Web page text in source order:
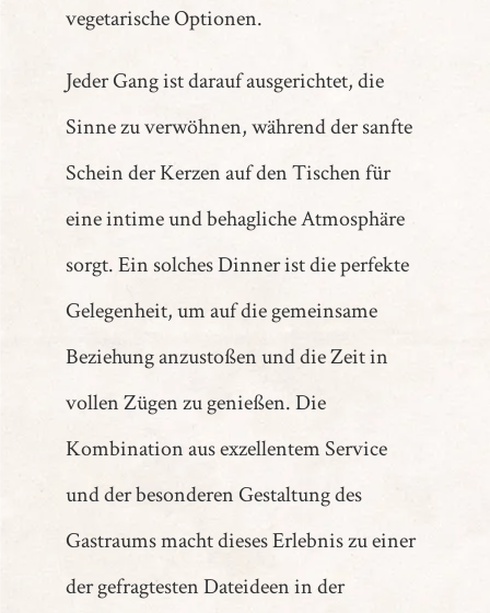
vegetarische Optionen.
Jeder Gang ist darauf ausgerichtet, die
Sinne zu verwöhnen, während der sanfte
Schein der Kerzen auf den Tischen für
eine intime und behagliche Atmosphäre
sorgt. Ein solches Dinner ist die perfekte
Gelegenheit, um auf die gemeinsame
Beziehung anzustoßen und die Zeit in
vollen Zügen zu genießen. Die
Kombination aus exzellentem Service
und der besonderen Gestaltung des
Gastraums macht dieses Erlebnis zu einer
der gefragtesten Dateideen in der